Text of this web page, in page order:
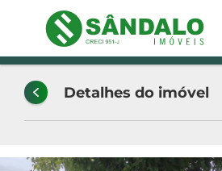
Detalhes do imóvel